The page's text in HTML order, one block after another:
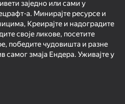
заједно или сами у
а. Минирајте ресурсе и
Креирајте и надоградите
своје ликове, посетите
победите чудовишта и разне
самог змаја Ендера. Уживајте у